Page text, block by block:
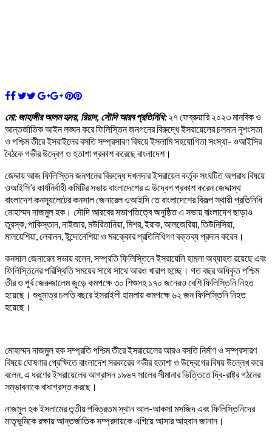
মো: জাহাঙ্গীর আলম হৃদয়, রিয়াদ, সৌদি আরব প্রতিনিধি:২৭ ফেব্রুয়ারি ২০২৩ মানবিক ও
আন্তর্জাতিক আইন লঙ্ঘন করে ফিলিস্তিন জনগনের বিরুদ্ধে ইসরায়েলের চলমান নৃশংসতা
ও পশ্চিম তীরে ইসরাইলের বসতি সম্প্রসারণ বিষয়ে ইসলামি সহযোগিতা সংস্থা- ওআইসির
বৈঠকে গভীর উদ্বেগ ও হতাশা প্রকাশ করেছে বাংলাদেশ।
জেদ্দায় আজ ফিলিস্তিন জনগনের বিরুদ্ধে দখলদার ইসরায়েল কর্তৃক সংঘটিত অপরাধ বিষয়ে
ওআইসি’র কার্যনির্বাহী কমিটির সভায় বাংলাদেশের এ উদ্বেগ প্রকাশ করেন জেদ্দাস্থ
বাংলাদেশ কনস্যূলেটের কনসাল জেনারেল ওআইসি তে বাংলাদেশের বিকল্প স্থায়ী প্রতিনিধি
মোহাম্মদ নাজমুল হক। সৌদি আরবের সভাপতিত্বে অনুষ্ঠিত এ সভায় বাংলাদেশ ছাড়াও
তুরস্ক, পাকিস্তান, নাইজার, মউরিতানিয়া, মিশর, ইরাক, আলজেরিয়া, তিউনিসিয়া,
মালয়েশিয়া, লেবানন, ইন্দোনেশিয়া ও মরক্কোর প্রতিনিধিগণ বক্তব্য প্রদান করেন।
কনসাল জেনারেল সভায় বলেন, সম্প্রতি ফিলিস্তিনে ইসরায়েলি হামলা অব্যাহত রয়েছে এবং
ফিলিস্তিনের পরিস্থিতি সময়ের সাথে সাথে আরও খারাপ হচ্ছে। গত বছর অধিকৃত পশ্চিম
তীর ও পূর্ব জেরুজালেম জুড়ে কমপক্ষে ৩০ শিশুসহ ১৭০ জনেরও বেশি ফিলিস্তিনি নিহত
হয়েছে। শুধুমাত্র চলতি বছরে ইসরাইলী হামলায় কমপক্ষে ৬২ জন ফিলিস্তিনি নিহত
হয়েছে।
মোহাম্মদ নাজমুল হক সম্প্রতি পশ্চিম তীরে ইসরায়েলের আরও বসতি নির্মাণ ও সম্প্রসারণ
বিষয়ে ঘোষণার প্রেক্ষিতে বাংলাদেশ সরকারের গভীর হতাশা ও উদ্বেগের বিষয় উল্লেখ করে
বলেন, এ ধরণের ইসরায়েলের আগ্রাসন ১৯৬৭ সালের সীমানার ভিত্তিতে দ্বি-রাষ্ট্র গঠনের
সম্ভাবনাকে বাধাগ্রস্ত করছে।
নাজমুল হক ইসলামের তৃতীয় পবিত্রতম স্থান আল-আকসা মসজিদ এবং ফিলিস্তিনিদের
মাতৃভূমিকে রক্ষায় আন্তর্জাতিক সম্প্রদায়কে এগিয়ে আসার আহবান জানান।